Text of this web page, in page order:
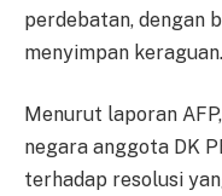
perdebatan, dengan
menyimpan keraguan.
Menurut laporan
negara anggota DK
terhadap resolusi